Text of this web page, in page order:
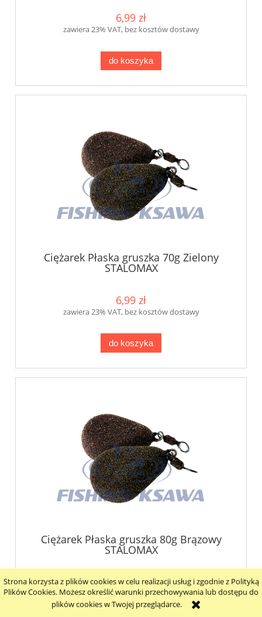
Strona korzysta z plików cookies w celu realizacji usług i zgodnie z Polityką
Plików Cookies. Możesz określić warunki przechowywania lub dostępu do
plików cookies w Twojej przeglądarce.
6,99 zł
zawiera 23% VAT, bez kosztów dostawy
do koszyka
Ciężarek Płaska gruszka 70g Zielony
STALOMAX
6,99 zł
zawiera 23% VAT, bez kosztów dostawy
do koszyka
Ciężarek Płaska gruszka 80g Brązowy
STALOMAX
6,99 zł
zawiera 23% VAT, bez kosztów dostawy